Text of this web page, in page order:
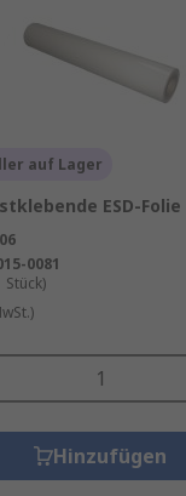
auf Lager
ESD-
0081
Hinzufügen